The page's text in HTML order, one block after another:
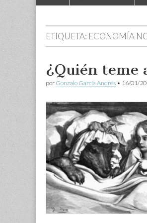
menu
ETIQUETA: ECONOMÍA
¿Quién teme
por Gonzalo García Andrés • 16/01/